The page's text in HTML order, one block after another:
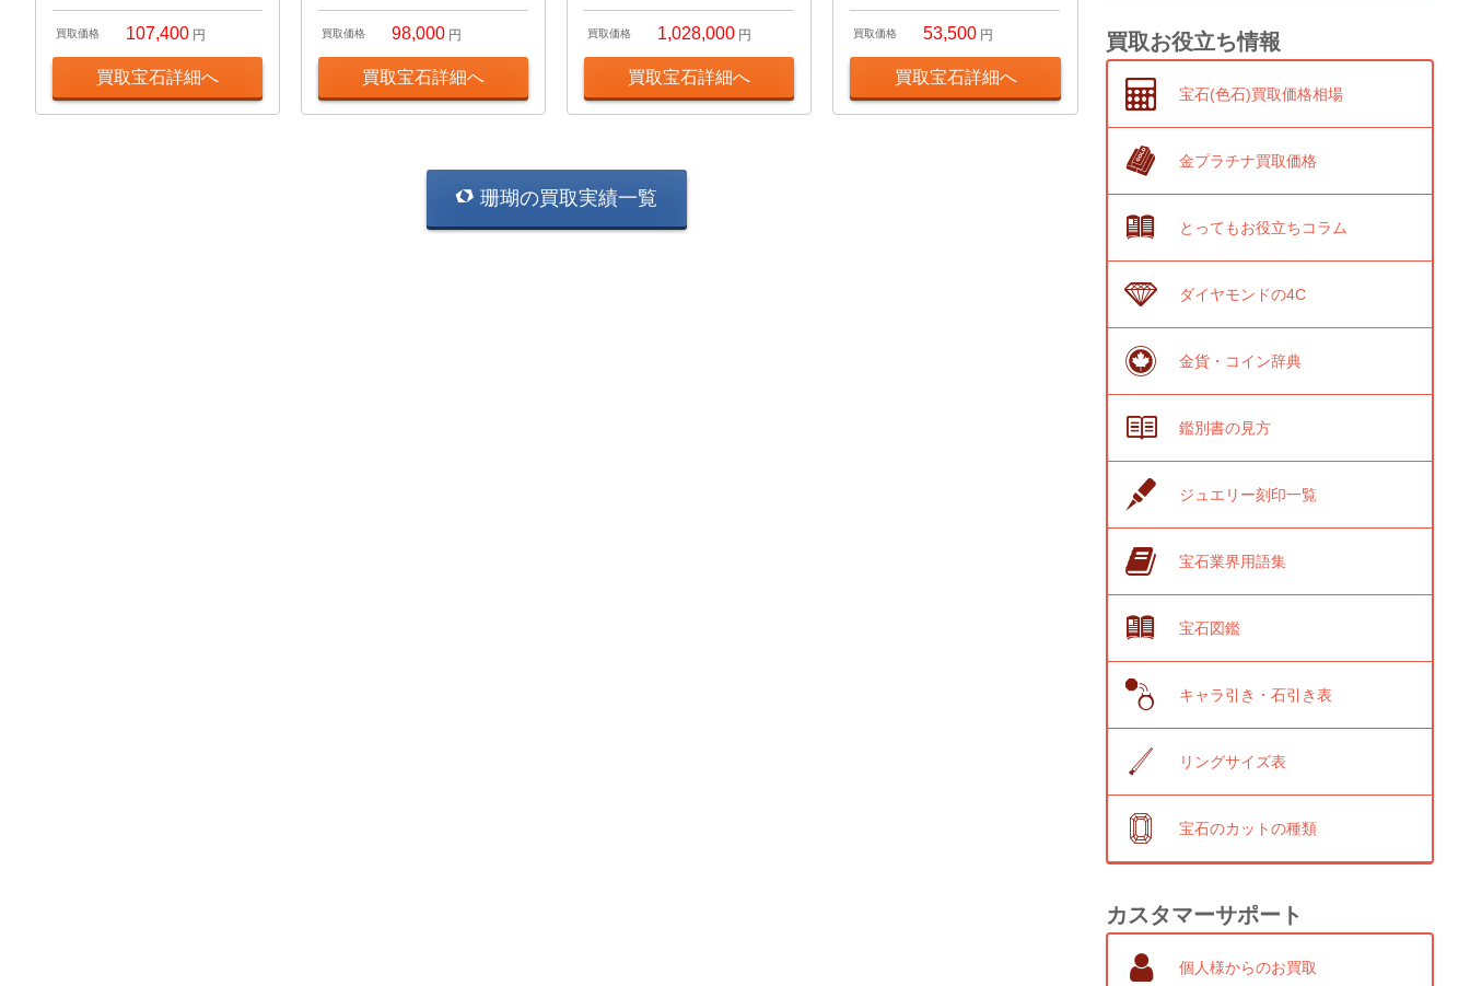
買取価格 107,400 円
買取宝石詳細へ
買取価格 98,000 円
買取宝石詳細へ
買取価格 1,028,000 円
買取宝石詳細へ
買取価格 53,500 円
買取宝石詳細へ
珊瑚の買取実績一覧
買取お役立ち情報
宝石(色石)買取価格相場
金プラチナ買取価格
とってもお役立ちコラム
ダイヤモンドの4C
金貨・コイン辞典
鑑別書の見方
ジュエリー刻印一覧
宝石業界用語集
宝石図鑑
キャラ引き・石引き表
リングサイズ表
宝石のカットの種類
カスタマーサポート
個人様からのお買取